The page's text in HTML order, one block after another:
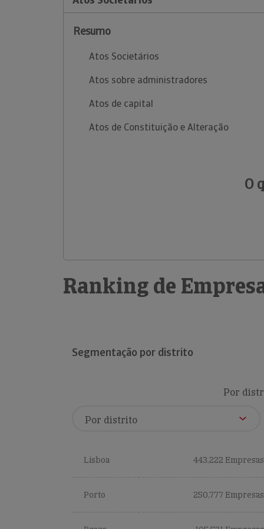
Resumo
Atos Societários
Atos sobre administradores
Atos de capital
Atos de Constituição e Alteração
O
Ranking de
Segmentação por distrito
Por
Lisboa 443,222 Empresas
Porto 250,777 Empresas